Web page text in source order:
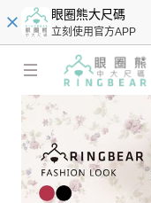
眼圈熊大尺碼
立刻使用官方APP